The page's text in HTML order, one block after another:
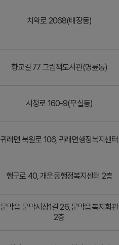
치악로 2068(태장동)
향교길 77 그림책도서관(명륜동)
시청로 160-9(무실동)
귀래면 북원로 106, 귀래면행정복지센터
행구로 40, 개운동행정복지센터 2층
문막읍 문막시장1길 26, 문막읍복지회관
2층